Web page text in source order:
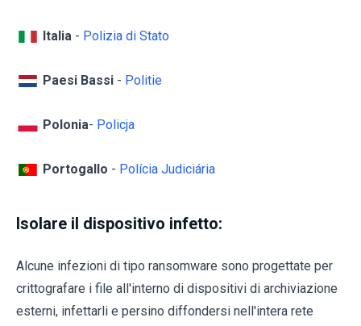
Italia - Polizia di Stato
Paesi Bassi - Politie
Polonia- Policja
Portogallo - Polícia Judiciária
Isolare il dispositivo infetto:
Alcune infezioni di tipo ransomware sono progettate per
crittografare i file all'interno di dispositivi di archiviazione
esterni, infettarli e persino diffondersi nell'intera rete